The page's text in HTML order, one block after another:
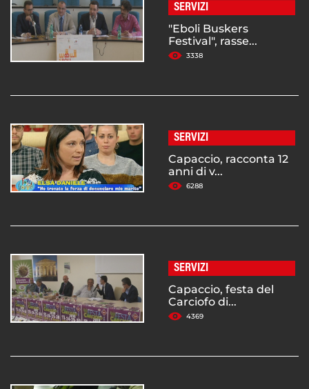
SERVIZI
"Eboli Buskers
Festival", rasse...
3338
SERVIZI
Capaccio, racconta 12
anni di v...
6288
SERVIZI
Capaccio, festa del
Carciofo di...
4369